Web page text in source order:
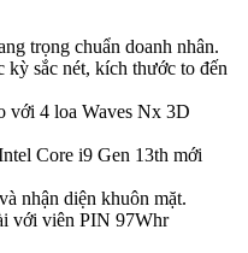
trọng chuẩn doanh nhân.
sắc nét, kích thước to đến
với 4 loa Waves Nx 3D
Core i9 Gen 13th mới
nhận diện khuôn mặt.
với viên PIN 97Whr